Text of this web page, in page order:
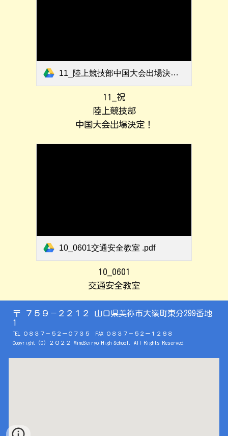
11_陸上競技部中国大会出場決定！.pdf
11_祝
陸上競技部
中国大会出場決定！
10_0601交通安全教室 .pdf
10_0601
交通安全教室
〒 ７５９－２２１２ 山口県美祢市大嶺町東分299番地
1
TEL ０８３７－ ５２ー０７３５ FAX ０８３７－５２ー １２６８
Copyright (C) ２０２２MineSeiryo High School. All Rights Reserved.